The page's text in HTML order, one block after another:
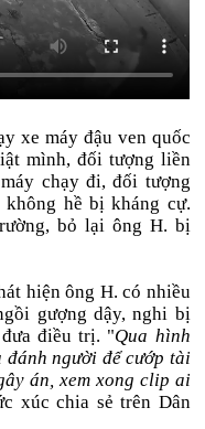
xe máy đậu ven quốc
mình, đối tượng liền
chạy đi, đối tượng
không hề bị kháng cự.
bỏ lại ông H. bị
hiện ông H. có nhiều
gượng dậy, nghi bị
điều trị. "Qua hình
đánh người để cướp tài
án, xem xong clip ai
xúc chia sẻ trên Dân